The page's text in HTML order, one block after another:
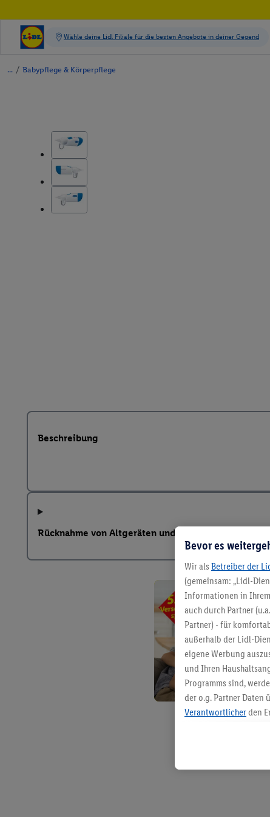
/ Babypflege & Körperpflege
Beschreibung
Rücknahme von Altgeräten und weitere Hinweise
Bevor es
Wir als Betreiber der
(gemeinsam: „Lidl-
Informationen in
auch durch Partner (u.a.
Partner) - für
außerhalb der Lidl-
eigene Werbung
und Ihren
Programms sind,
der o.g. Partner Daten
Verantwortlicherden
angereicherten
Kaufverhalten in den
genauen